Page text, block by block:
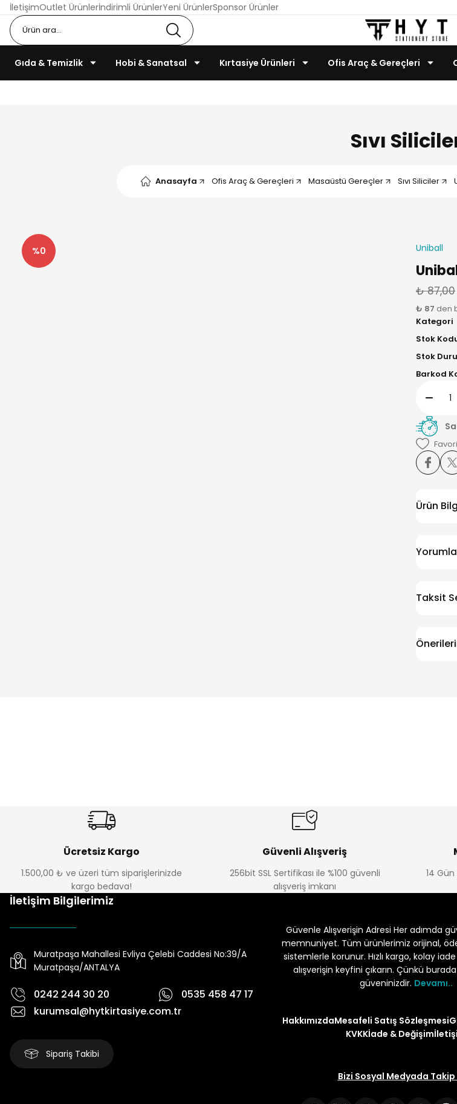
İletişimOutlet Ürünlerİndirimli ÜrünlerYeni ÜrünlerSponsor Ürünler
Gıda & Temizlik Hobi & Sanatsal Kırtasiye Ürünleri Ofis Araç & Gereçleri
Sıvı
Anasayfa Ofis Araç & Gereçleri Masaüstü Gereçler Sıvı Siliciler
%0 Uniball
₺ 87,00
₺ 87 den
Kategori
Stok
Stok
Barkod
Ürün
Taksit
Ücretsiz Kargo
1.500,00 ₺ ve üzeri tüm siparişlerinizde
kargo bedava!
Güvenli Alışveriş
256bit SSL Sertifikası ile %100 güvenli
alışveriş imkanı
14
İletişim Bilgilerimiz
Muratpaşa Mahallesi Evliya Çelebi Caddesi No:39/A
Muratpaşa/ANTALYA
0242 244 30 20
0535 458 47 17
kurumsal@hytkirtasiye.com.tr
Sipariş Takibi
Güvenle Alışverişin Adresi Her adımda
memnuniyet. Tüm ürünlerimiz orijinal,
sistemlerle korunur. Hızlı kargo, kolay
alışverişin keyfini çıkarın. Çünkü
güveninizdir. Devamı..
HakkımızdaMesafeli Satış Sözleşmesi
KVKKİade & Değişim
Bizi Sosyal Medyada Takip